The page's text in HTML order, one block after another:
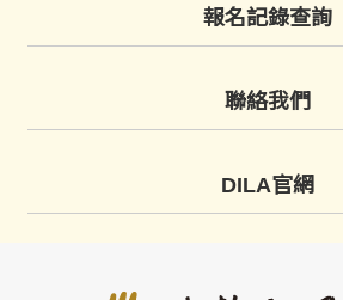
報名記錄查詢
聯絡我們
DILA官網